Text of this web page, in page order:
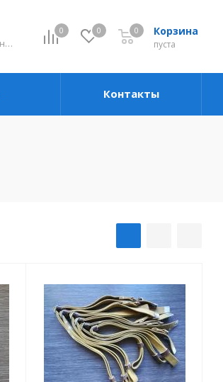
0 0 Корзина
пуста
0
Мой кабинет
Контакты